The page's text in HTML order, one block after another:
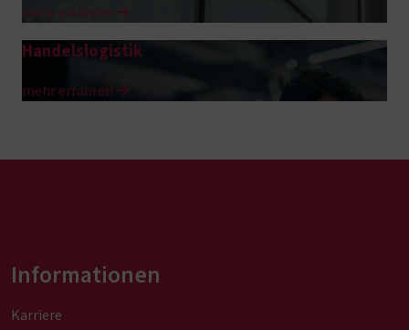
mehr erfahren
Handelslogistik
mehr erfahren
Informationen
Karriere